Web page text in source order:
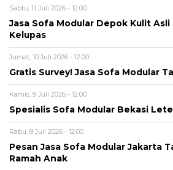
Sabtu, 11 Juli 2026 - 12:00
Jasa Sofa Modular Depok Kulit
Kelupas
Jumat, 10 Juli 2026 - 12:00
Gratis Survey! Jasa Sofa Modular
Kamis, 9 Juli 2026 - 12:00
Spesialis Sofa Modular Bekasi
Rabu, 8 Juli 2026 - 12:00
Pesan Jasa Sofa Modular Jakarta
Ramah Anak